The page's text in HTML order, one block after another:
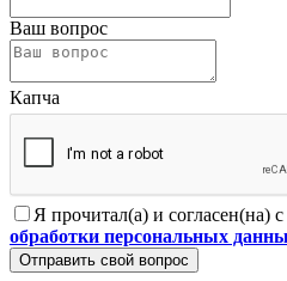
Ваш вопрос
Капча
Я прочитал(а) и согласен(на)
обработки персональных
Отправить свой вопрос